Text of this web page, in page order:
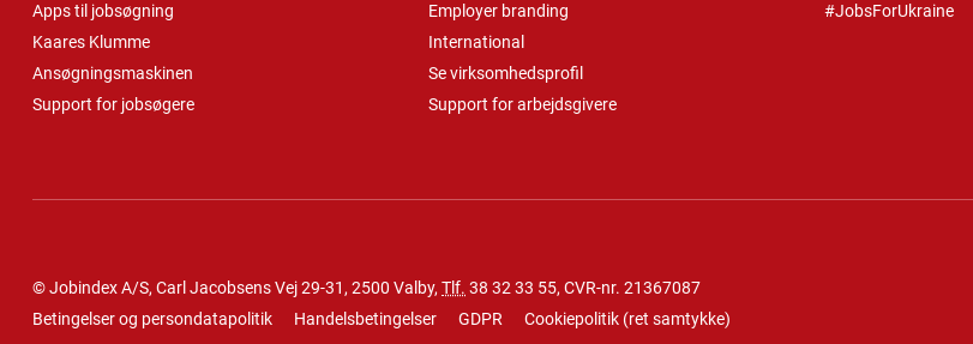
Apps til jobsøgning
Kaares Klumme
Ansøgningsmaskinen
Support for jobsøgere
Employer branding
International
Se virksomhedsprofil
Support for arbejdsgivere
#JobsForUkraine
© Jobindex A/S, Carl Jacobsens Vej 29-31, 2500 Valby, Tlf. 38 32 33 55, CVR-nr. 21367087
Betingelser og persondatapolitik
Handelsbetingelser GDPR Cookiepolitik (ret samtykke)